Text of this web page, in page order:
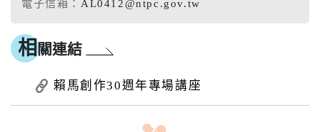
電子信箱： AL0412@ntpc.gov.tw
相 關連結
賴馬創作30週年專場講座